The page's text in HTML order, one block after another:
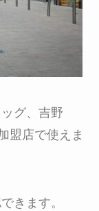
グ、吉野
盟店で使えま
きます。